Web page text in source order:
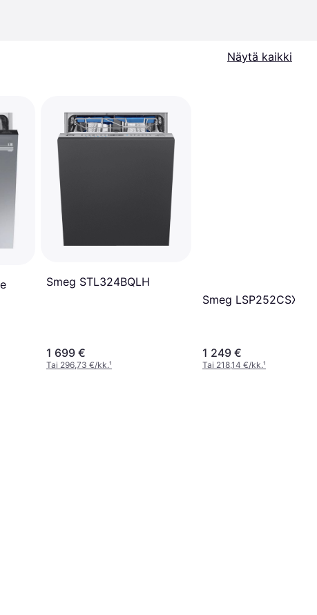
Näytä kaikki
Smeg STL324BQLH
1 699 €
Tai 296,73 €/kk.¹
Smeg LSP252CSX
1 249 €
Tai 218,14 €/kk.¹